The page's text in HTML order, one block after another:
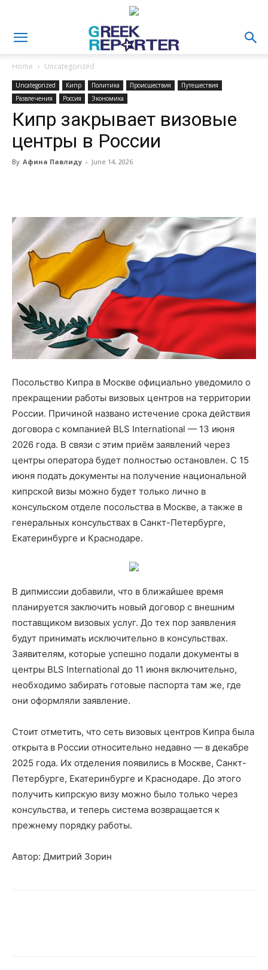
Home Uncategorized
Uncategorized Кипр Политика Происшествия
Путешествия
Развлечения
Россия Экономика
Кипр закрывает визовые
центры в России
By Афина Павлиду - June 14, 2026
Посольство Кипра в Москве официально уведомило о
прекращении работы визовых центров на территории
России. Причиной названо истечение срока действия
договора с компанией BLS International — 13 июня
2026 года. В связи с этим приём заявлений через
центры оператора будет полностью остановлен. С 15
июня подать документы на получение национальной
кипрской визы можно будет только лично в
консульском отделе посольства в Москве, а также в
генеральных консульствах в Санкт-Петербурге,
Екатеринбурге и Краснодаре.
В дипмиссии добавили, что в ближайшее время
планируется заключить новый договор с внешним
поставщиком визовых услуг. До тех пор заявления
будут принимать исключительно в консульствах.
Заявителям, которые успешно подали документы в
центры BLS International до 11 июня включительно,
необходимо забирать готовые паспорта там же, где
они оформляли заявление.
Стоит отметить, что сеть визовых центров Кипра была
открыта в России относительно недавно — в декабре
2025 года. Их отделения появились в Москве, Санкт-
Петербурге, Екатеринбурге и Краснодаре. До этого
получить кипрскую визу можно было только через
консульства, и теперь система возвращается к
прежнему порядку работы.
Автор: Дмитрий Зорин